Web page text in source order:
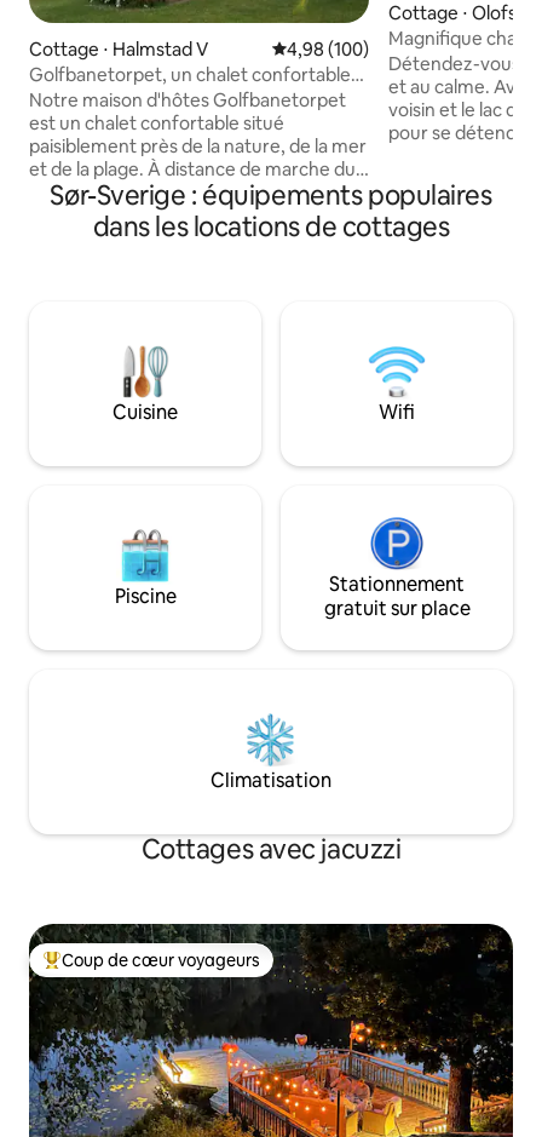
Cottage ⋅ Halmstad V Évaluation moyenne sur la
4,98 (100)
Golfbanetorpet, un chalet confortable
près de la nature et de la mer.
Notre maison d'hôtes Golfbanetorpet
est un chalet confortable situé
paisiblement près de la nature, de la mer
et de la plage. À distance de marche du
club de golf de Ringenäs, le chalet est
idéal pour les golfeurs, mais même si
vous voulez vous échapper dans une
proximité, vous trouverez des plages,
des restaurants et des magasins bien
approvisionnés. À seulement 400 m se
trouve la plage de Ringenäs qui offre de
siège enfant sont disponibles à la
Cottage ⋅
Magnifique
fantastique au
Détendez-vous
et au calme.
voisin et le lac
pour se
de la baignade
nature a à offrir. Le chalet est tout seul
sur un cap. Il y a
canapé-lit .
eau sur une
dans la cuisine. Il
incinération, mais
Sør-Sverige : équipements populaires
dans les locations de cottages
Cuisine Wifi
Piscine
Stationnement
gratuit sur place
Climatisation
Cottages avec jacuzzi
Coups de cœur voyageurs les plus appréciés
Coup de cœur voyageurs